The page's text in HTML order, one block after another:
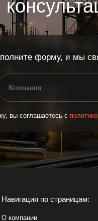
сполитикой
по страницам:
импорт